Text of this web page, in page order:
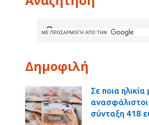
Δημοφιλή
Σε ποια ηλικία
σύνταξη 418